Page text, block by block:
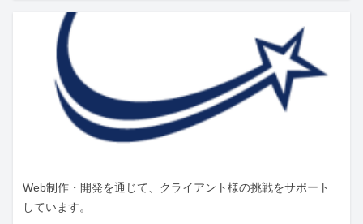
Web制作・開発を通じて、クライアント様の挑戦をサポート
しています。